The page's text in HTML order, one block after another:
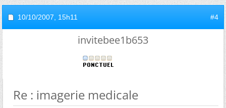
10/10/2007, 15h11 #4
invitebee1b653
Re : imagerie medicale